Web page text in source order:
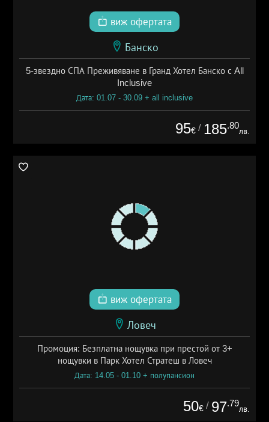
виж офертата
Банско
5-звездно СПА Преживяване в Гранд Хотел Банско с All
Inclusive
Дата: 01.07 - 30.09 + all inclusive
95€ / 185.80
лв.
виж офертата
Ловеч
Промоция: Безплатна нощувка при престой от 3+
нощувки в Парк Хотел Стратеш в Ловеч
Дата: 14.05 - 01.10 + полупансион
50€ / 97.79
лв.